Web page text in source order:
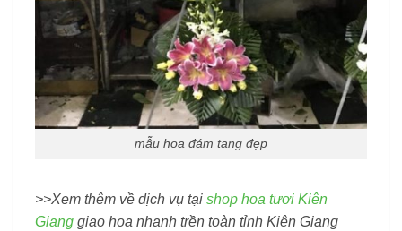
mẫu hoa đám tang đẹp
>>Xem thêm về dịch vụ tại shop hoa tươi Kiên
Giang giao hoa nhanh trền toàn tỉnh Kiên Giang